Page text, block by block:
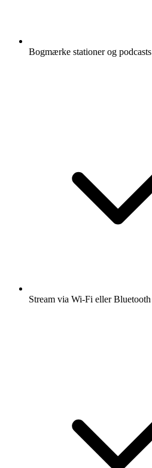
Bogmærke stationer og podcasts
Stream via Wi-Fi eller Bluetooth